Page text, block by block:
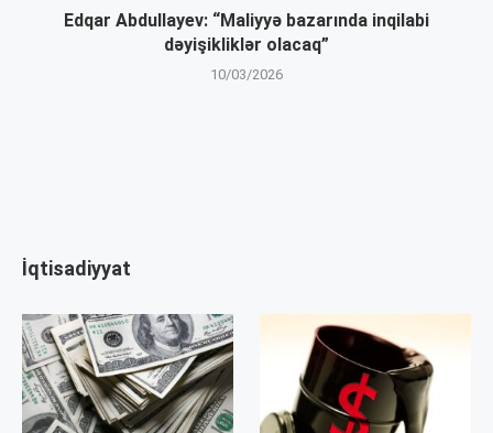
Edqar Abdullayev: “Maliyyə bazarında inqilabi
dəyişikliklər olacaq”
10/03/2026
İqtisadiyyat